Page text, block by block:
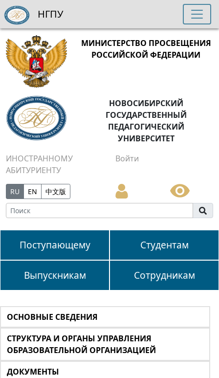
МИНИСТЕРСТВО ПРОСВЕЩЕНИЯ
РОССИЙСКОЙ ФЕДЕРАЦИИ
НОВОСИБИРСКИЙ
ГОСУДАРСТВЕННЫЙ
ПЕДАГОГИЧЕСКИЙ
УНИВЕРСИТЕТ
ИНОСТРАННОМУ
АБИТУРИЕНТУ
Войти
RU EN 中文版
Поступающему Студентам
Выпускникам Сотрудникам
НГПУ
ОСНОВНЫЕ СВЕДЕНИЯ
СТРУКТУРА И ОРГАНЫ УПРАВЛЕНИЯ
ОБРАЗОВАТЕЛЬНОЙ ОРГАНИЗАЦИЕЙ
ДОКУМЕНТЫ